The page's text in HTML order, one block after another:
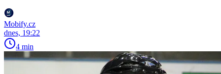
Mobify.cz
dnes, 19:22
4 min